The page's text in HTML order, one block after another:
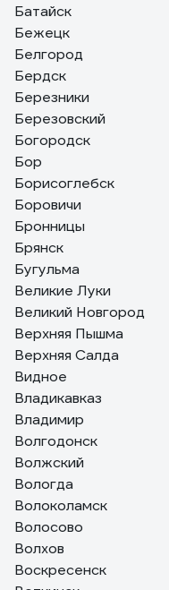
Батайск
Бежецк
Белгород
Бердск
Березники
Березовский
Богородск
Бор
Борисоглебск
Боровичи
Бронницы
Брянск
Бугульма
Великие Луки
Великий Новгород
Верхняя Пышма
Верхняя Салда
Видное
Владикавказ
Владимир
Волгодонск
Волжский
Вологда
Волоколамск
Волосово
Волхов
Воскресенск